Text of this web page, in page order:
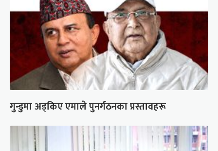
गुन्डुमा अड्किए एमाले पुनर्गठनका प्रस्तावहरू